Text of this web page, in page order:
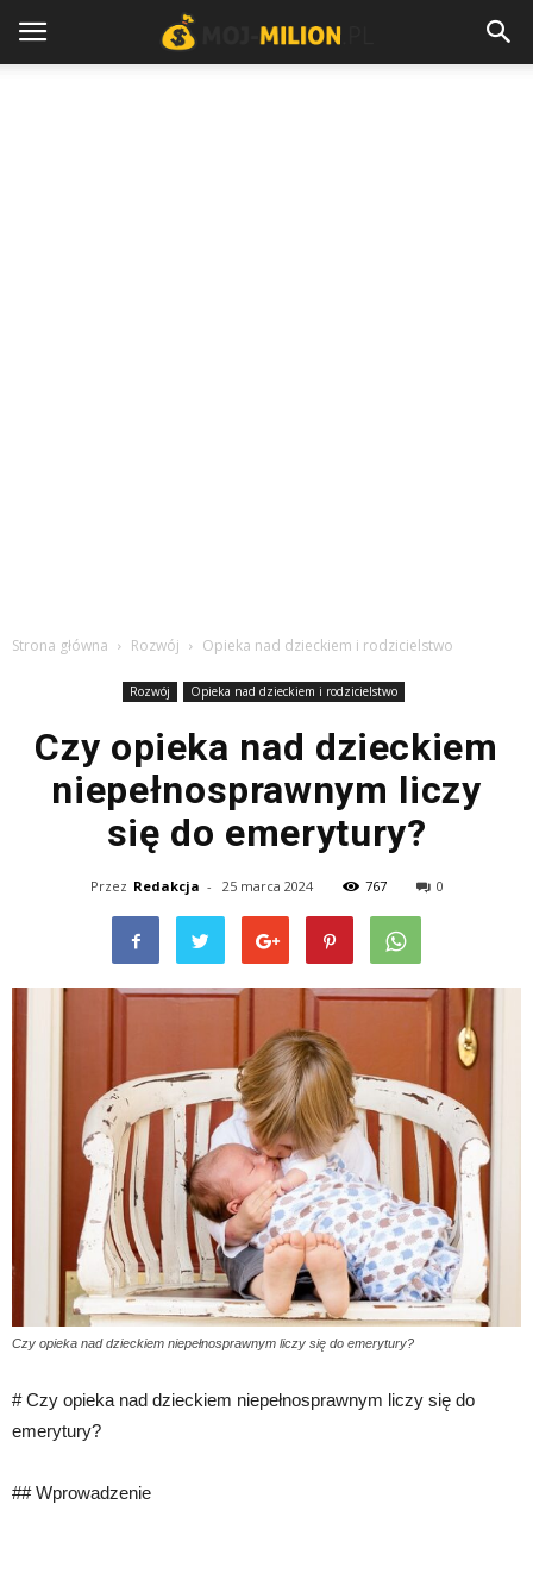
Strona główna Rozwój Opieka nad dzieckiem i rodzicielstwo
Rozwój Opieka nad dzieckiem i rodzicielstwo
Czy opieka nad dzieckiem
niepełnosprawnym liczy
się do emerytury?
Przez Redakcja - 25 marca 2024 767 0
Czy opieka nad dzieckiem niepełnosprawnym liczy się do emerytury?
# Czy opieka nad dzieckiem niepełnosprawnym liczy się do
emerytury?
## Wprowadzenie